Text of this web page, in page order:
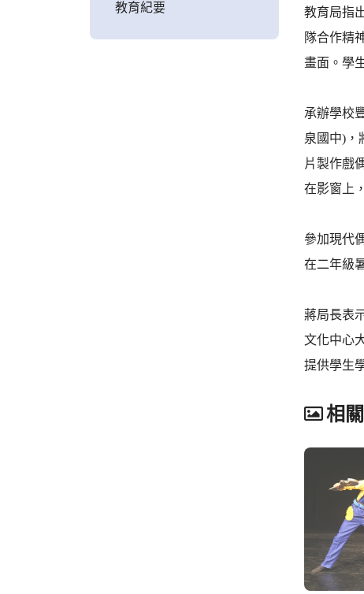
教育紀要
教育局指
隊合作精
畫面。學
承辦學校
泉國中)，
片製作戲
在影窗上
參加現代
在二年級
蔣局長表
文化中心
提供學生
相